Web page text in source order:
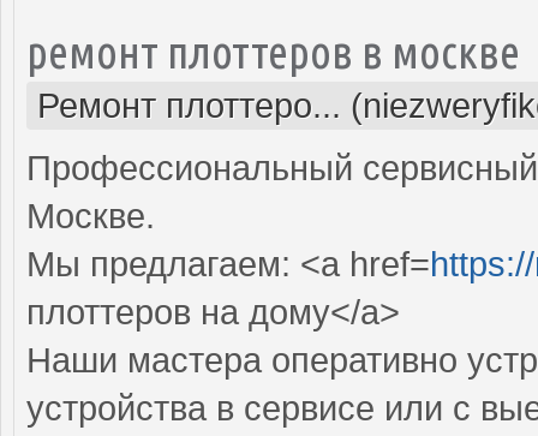
ремонт плоттеров в москве
Ремонт плоттеро...
Профессиональный
Москве.
Мы предлагаем: <a href=
плоттеров на дому</a>
Наши мастера оперативно
устройства в сервисе или с